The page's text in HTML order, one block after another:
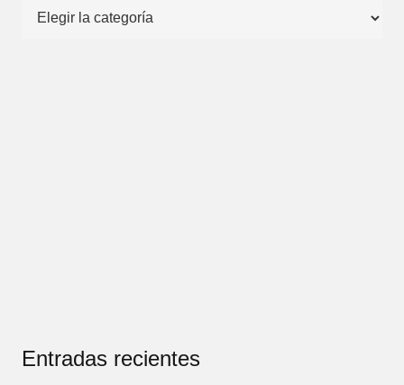
Categorías
Entradas recientes